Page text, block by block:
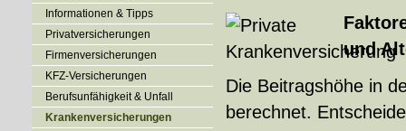
Informationen & Tipps
Privatversicherungen
Firmenversicherungen
KFZ-Versicherungen
Berufsunfähigkeit & Unfall
Kranken­ver­si­che­rungen
und
Die Beitragshöhe in
berechnet.